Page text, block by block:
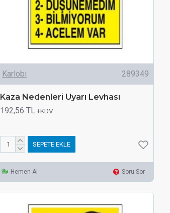
Karlobi 289349
Kaza Nedenleri Uyarı Levhası
192,56 TL +KDV
SEPETE EKLE
Hemen Al Soru Sor